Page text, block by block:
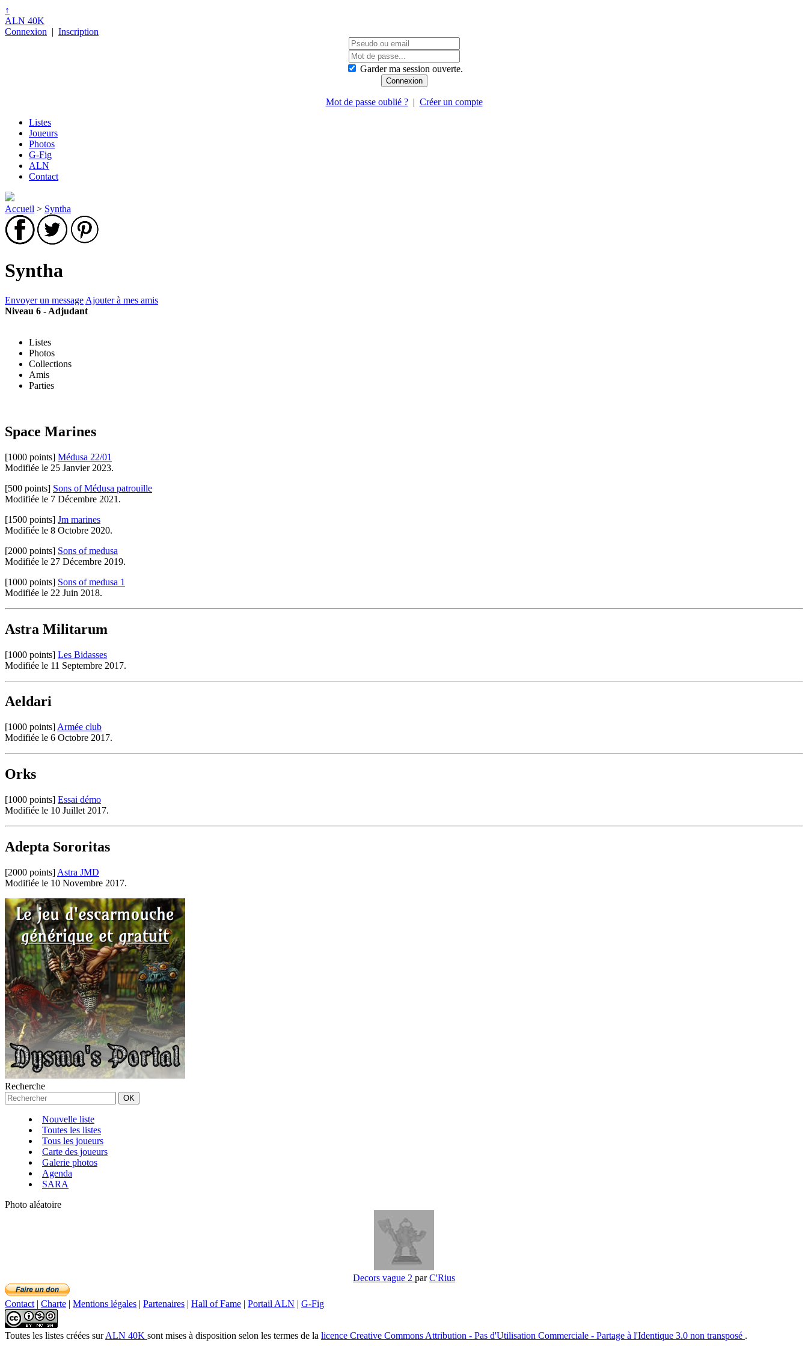
↑
ALN 40K
Connexion | Inscription
Garder ma session ouverte.
Mot de passe oublié ?| Créer un compte
Listes
Joueurs
Photos
G-Fig
ALN
Contact
Accueil > Syntha
Syntha
Envoyer un message Ajouter à mes amis
Niveau 6 - Adjudant
Listes
Photos
Collections
Amis
Parties
Space Marines
[1000 points] Médusa 22/01
Modifiée le 25 Janvier 2023.
[500 points] Sons of Médusa patrouille
Modifiée le 7 Décembre 2021.
[1500 points] Jm marines
Modifiée le 8 Octobre 2020.
[2000 points] Sons of medusa
Modifiée le 27 Décembre 2019.
[1000 points] Sons of medusa 1
Modifiée le 22 Juin 2018.
Astra Militarum
[1000 points] Les Bidasses
Modifiée le 11 Septembre 2017.
Aeldari
[1000 points] Armée club
Modifiée le 6 Octobre 2017.
Orks
[1000 points] Essai démo
Modifiée le 10 Juillet 2017.
Adepta Sororitas
[2000 points] Astra JMD
Modifiée le 10 Novembre 2017.
Recherche
Nouvelle liste
Toutes les listes
Tous les joueurs
Carte des joueurs
Galerie photos
Agenda
SARA
Photo aléatoire
Decors vague 2 parC'Rius
Contact | Charte | Mentions légales | Partenaires | Hall of Fame | Portail ALN | G-Fig
Toutes les listes créées surALN 40K sont mises à disposition selon les termes de la licence Creative Commons Attribution - Pas d'Utilisation Commerciale - Partage à l'Identique 3.0 non transposé .